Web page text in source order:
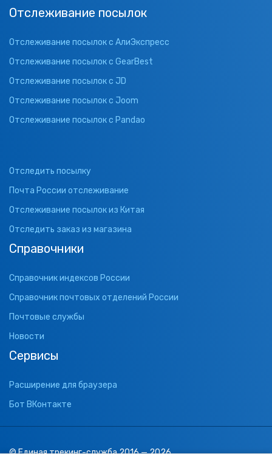
Отслеживание посылок
Отслеживание посылок с АлиЭкспресс
Отслеживание посылок с GearBest
Отслеживание посылок с JD
Отслеживание посылок с Joom
Отслеживание посылок с Pandao
Отследить посылку
Почта России отслеживание
Отслеживание посылок из Китая
Отследить заказ из магазина
Справочники
Справочник индексов России
Справочник почтовых отделений России
Почтовые службы
Новости
Сервисы
Расширение для браузера
Бот ВКонтакте